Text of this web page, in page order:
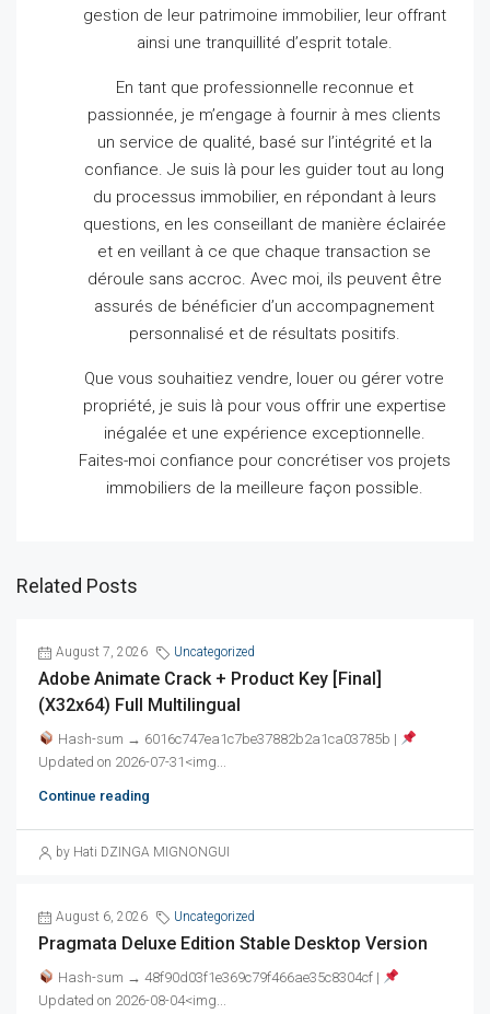
gestion de leur patrimoine immobilier, leur offrant
ainsi une tranquillité d’esprit totale.
En tant que professionnelle reconnue et
passionnée, je m’engage à fournir à mes clients
un service de qualité, basé sur l’intégrité et la
confiance.Je suis là pour les guider tout au long
du processus immobilier, en répondant à leurs
questions, en les conseillant de manière éclairée
et en veillant à ce que chaque transaction se
déroule sans accroc. Avec moi, ils peuvent être
assurés de bénéficier d’un accompagnement
personnalisé et de résultats positifs.
Que vous souhaitiez vendre, louer ou gérer votre
propriété, je suis là pour vous offrir une expertise
inégalée et une expérience exceptionnelle.
Faites-moi confiance pour concrétiser vos projets
immobiliers de la meilleure façon possible.
Related Posts
August 7, 2026 Uncategorized
Adobe Animate Crack + Product Key [Final]
(x32x64) Full Multilingual
Hash-sum → 6016c747ea1c7be37882b2a1ca03785b |
Updated on 2026-07-31<img...
Continue reading
by Hati DZINGA MIGNONGUI
August 6, 2026 Uncategorized
Pragmata Deluxe Edition Stable Desktop Version
Hash-sum → 48f90d03f1e369c79f466ae35c8304cf |
Updated on 2026-08-04<img...